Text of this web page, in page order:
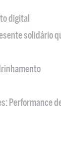
digital
solidário
Performance